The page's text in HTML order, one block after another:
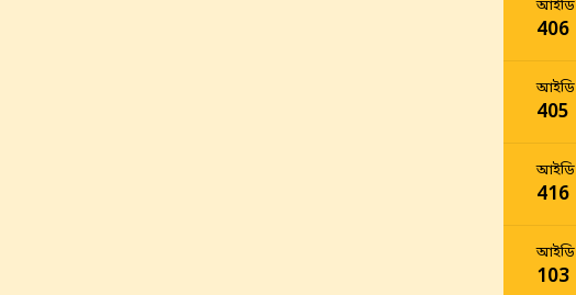
আইডি
406
আইডি
405
আইডি
416
আইডি
103